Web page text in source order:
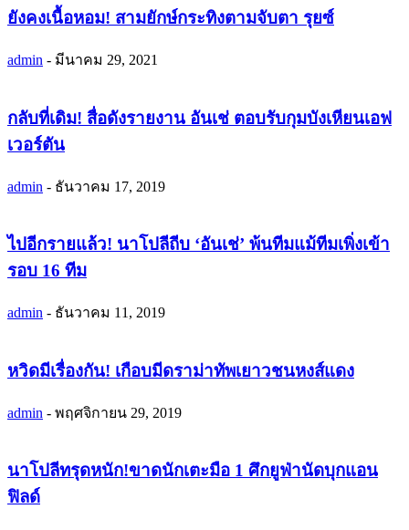
ยังคงเนื้อหอม! สามยักษ์กระทิงตามจับตา รุยซ์
admin - มีนาคม 29, 2021
กลับที่เดิม! สื่อดังรายงาน อันเช่ ตอบรับกุมบังเหียนเอฟ
เวอร์ตัน
admin - ธันวาคม 17, 2019
ไปอีกรายแล้ว! นาโปลีถีบ ‘อันเช่’ พ้นทีมแม้ทีมเพิ่งเข้า
รอบ 16 ทีม
admin - ธันวาคม 11, 2019
หวิดมีเรื่องกัน! เกือบมีดราม่าทัพเยาวชนหงส์แดง
admin - พฤศจิกายน 29, 2019
นาโปลีทรุดหนัก!ขาดนักเตะมือ 1 ศึกยูฟ่านัดบุกแอน
ฟิลด์